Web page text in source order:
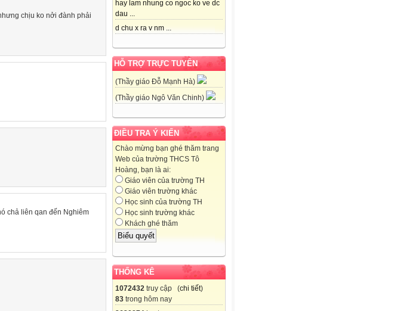
hay lam nhung co ngoc ko ve dc
dau ...
d chu x ra v nm ...
HỖ TRỢ TRỰC TUYẾN
(Thầy giáo Đỗ Mạnh Hà)
(Thầy giáo Ngô Văn Chinh)
ĐIỀU TRA Ý KIẾN
Chào mừng bạn ghé thăm trang
Web của trường THCS Tô
Hoàng, bạn là ai:
Giáo viên của trường TH
Giáo viên trường khác
Học sinh của trường TH
Học sinh trường khác
Khách ghé thăm
THỐNG KÊ
1072432 truy cập (chi tiết)
83 trong hôm nay
chịu ko nởi đành phải
chả liên qan đến Nghiêm